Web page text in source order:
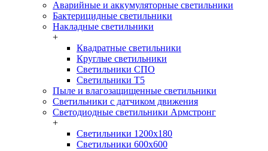
Аварийные и аккумуляторные светильники
Бактерицидные светильники
Накладные светильники
+
Квадратные светильники
Круглые светильники
Светильники СПО
Светильники Т5
Пыле и влагозащищенные светильники
Светильники с датчиком движения
Светодиодные светильники Армстронг
+
Светильники 1200х180
Светильники 600х600